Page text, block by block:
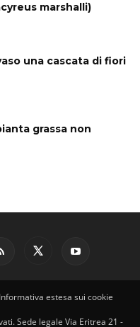
marshalli)
una cascata di fiori
grassa non
Informativa estesa sui cookie
Sede legale Via Eritrea 21 -